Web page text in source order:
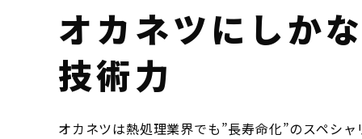
オカネツにしか
技術力
オカネツは熱処理業界でも”長寿命化”のスペシャ